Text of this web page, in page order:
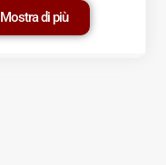
Mostra di più